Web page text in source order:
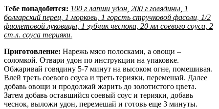
Тебе понадобится: 100 г лапши удон, 200 г говядины, 1
болгарский перец, 1 морковь, 1 горсть стручковой фасоли, 1/2
фиолетовой луковицы, 1 зубчик чеснока, 20 мл соевого соуса, 2
ст.л. соуса терияки.
Приготовление: Нарежь мясо полосками, а овощи –
соломкой. Отвари удон по инструкции на упаковке.
Обжаривай говядину 5-7 минут на высоком огне, помешивая.
Влей треть соевого соуса и треть терияки, перемешай. Далее
добавь овощи и продолжай жарить до золотистого цвета.
Затем добавь оставшийся соевый соус и терияки, добавь
чеснок, выложи удон, перемешай и готовь еще 3 минуты.